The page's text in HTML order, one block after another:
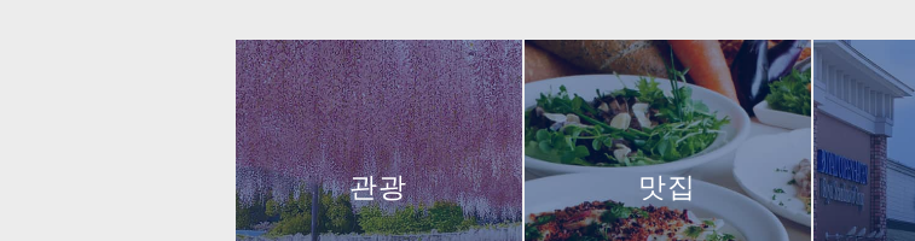
관광 맛집